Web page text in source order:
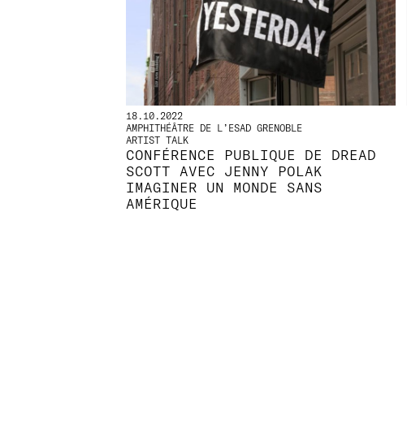
18.10.2022
AMPHITHÉÂTRE DE L’ESAD GRENOBLE
ARTIST TALK
CONFÉRENCE PUBLIQUE DE DREAD
SCOTT AVEC JENNY POLAK
IMAGINER UN MONDE SANS
AMÉRIQUE